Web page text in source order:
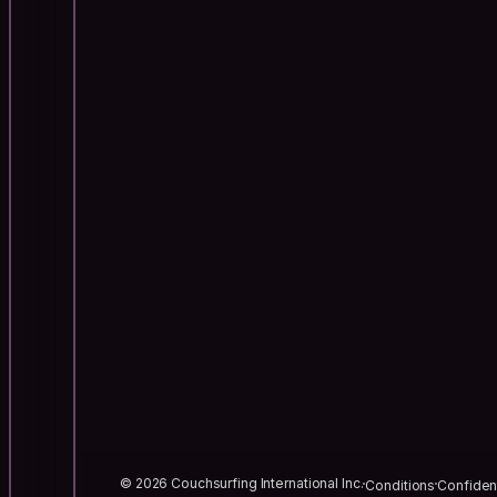
© 2026 Couchsurfing International Inc.Conditions